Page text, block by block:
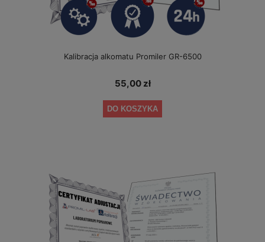
Kalibracja alkomatu Promiler GR-6500
55,00 zł
DO KOSZYKA